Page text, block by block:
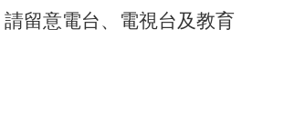
留意電台、電視台及教育